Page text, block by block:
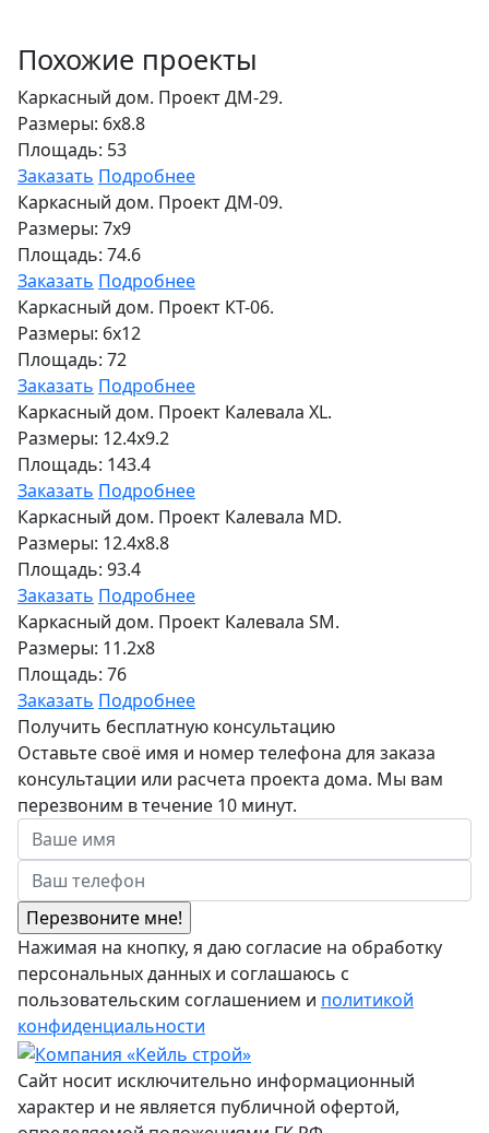
Похожие проекты
Каркасный дом. Проект ДМ-29.
Размеры: 6x8.8
Площадь: 53
Заказать Подробнее
Каркасный дом. Проект ДМ-09.
Размеры: 7x9
Площадь: 74.6
Заказать Подробнее
Каркасный дом. Проект КТ-06.
Размеры: 6x12
Площадь: 72
Заказать Подробнее
Каркасный дом. Проект Калевала XL.
Размеры: 12.4x9.2
Площадь: 143.4
Заказать Подробнее
Каркасный дом. Проект Калевала MD.
Размеры: 12.4x8.8
Площадь: 93.4
Заказать Подробнее
Каркасный дом. Проект Калевала SM.
Размеры: 11.2x8
Площадь: 76
Заказать Подробнее
Получить бесплатную консультацию
Оставьте своё имя и номер телефона для заказа
консультации или расчета проекта дома. Мы вам
перезвоним в течение 10 минут.
Нажимая на кнопку, я даю согласие на обработку
персональных данных и соглашаюсь с
пользовательским соглашением и политикой
конфиденциальности
Сайт носит исключительно информационный
характер и не является публичной офертой,